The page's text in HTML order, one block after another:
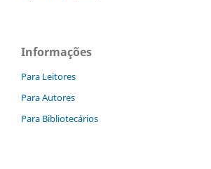
Informações
Para Leitores
Para Autores
Para Bibliotecários